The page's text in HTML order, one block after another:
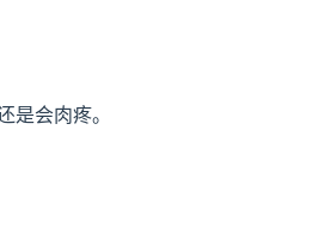
会肉疼。